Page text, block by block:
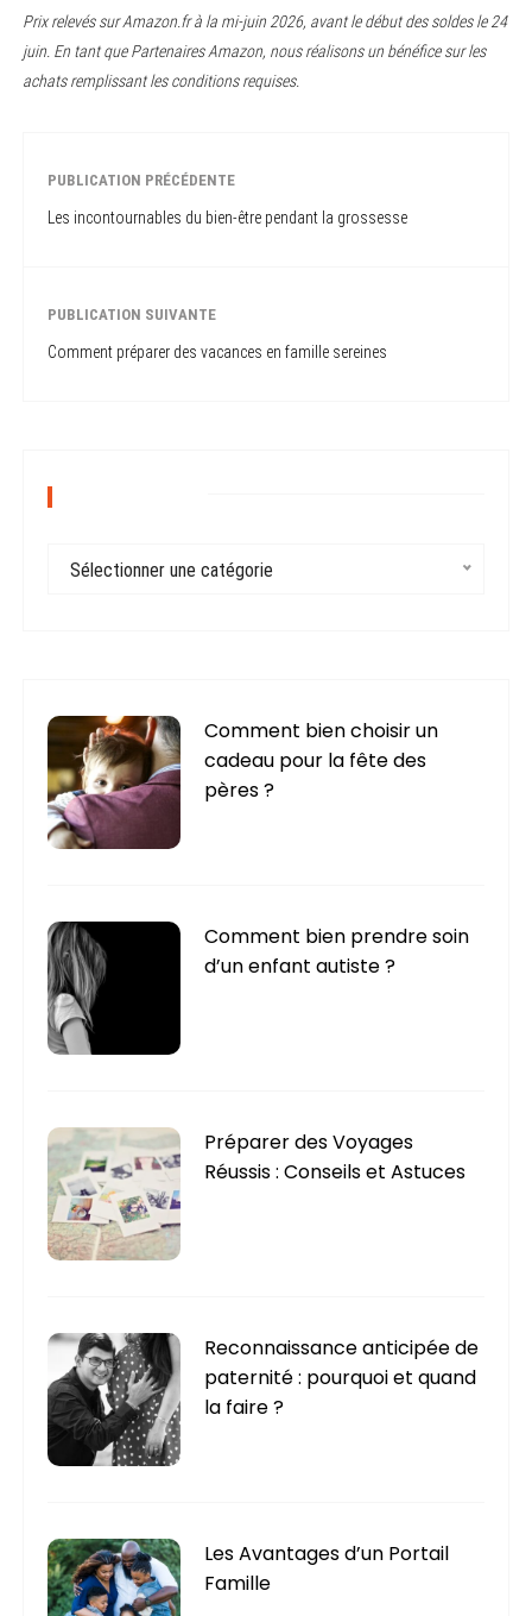
Prix relevés sur Amazon.fr à la mi-juin 2026, avant le début des soldes le 24
juin. En tant que Partenaires Amazon, nous réalisons un bénéfice sur les
achats remplissant les conditions requises.
PUBLICATION PRÉCÉDENTE
Les incontournables du bien-être pendant la grossesse
PUBLICATION SUIVANTE
Comment préparer des vacances en famille sereines
r
e
s
Sélectionner une catégorie
Comment bien choisir un
cadeau pour la fête des
pères ?
Comment bien prendre soin
d’un enfant autiste ?
Préparer des Voyages
Réussis : Conseils et Astuces
Reconnaissance anticipée de
paternité : pourquoi et quand
la faire ?
Les Avantages d’un Portail
Famille